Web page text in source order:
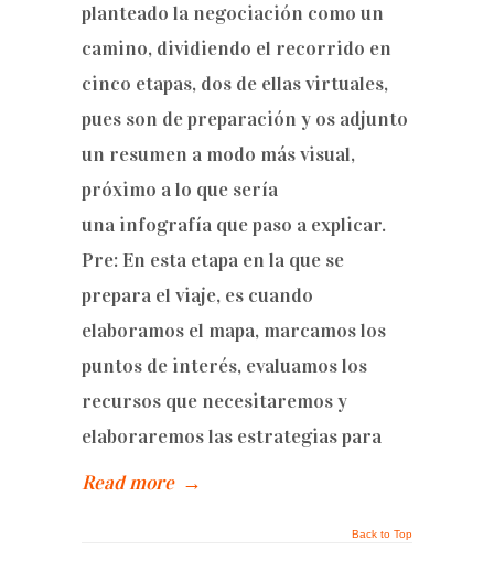
planteado la negociación como un
camino, dividiendo el recorrido en
cinco etapas, dos de ellas virtuales,
pues son de preparación y os adjunto
un resumen a modo más visual,
próximo a lo que sería
una infografía que paso a explicar.
Pre: En esta etapa en la que se
prepara el viaje, es cuando
elaboramos el mapa, marcamos los
puntos de interés, evaluamos los
recursos que necesitaremos y
elaboraremos las estrategias para
Read more →
Back to Top